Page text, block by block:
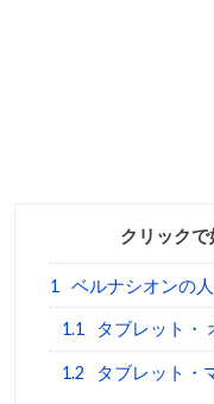
クリック
1 ベルナシオンの
1.1 タブレット・
1.2 タブレット・